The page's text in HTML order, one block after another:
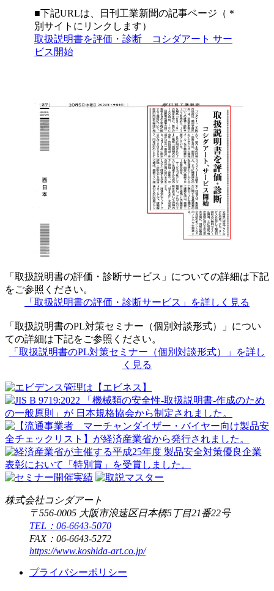
■下記URLは、日刊工業新聞の記事ページ（＊
別サイトにリンクします）
取扱説明書を評価・診断 コシダアート サー
ビス開始
「取扱説明書の評価・診断サービス」についての詳細は下記
をご参照ください。
「取扱説明書の評価・診断サービス」を詳しく見る
「取扱説明書のPL対策セミナー（個別対談形式）」につい
ての詳細は下記をご参照ください。
「取扱説明書のPL対策セミナー（個別対談形式）」を詳し
く見る
株式会社コシダアート
〒556-0005 大阪市浪速区日本橋5丁目21番22号
TEL：06-6643-5070
FAX：06-6643-5272
https://www.koshida-art.co.jp/
プライバシーポリシー